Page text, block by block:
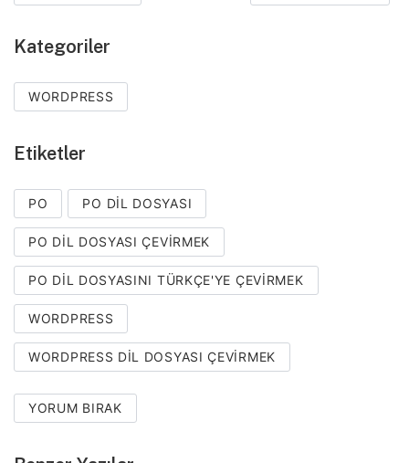
Kategoriler
WORDPRESS
Etiketler
PO PO DIL DOSYASI
PO DIL DOSYASI ÇEVIRMEK
PO DIL DOSYASINI TÜRKÇE'YE ÇEVIRMEK
WORDPRESS
WORDPRESS DIL DOSYASI ÇEVIRMEK
YORUM BIRAK